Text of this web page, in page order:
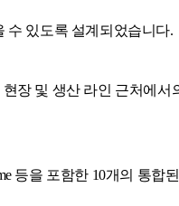
수 있도록 설계되었습니다.
장 및 생산 라인 근처에서
등을 포함한 10개의 통합